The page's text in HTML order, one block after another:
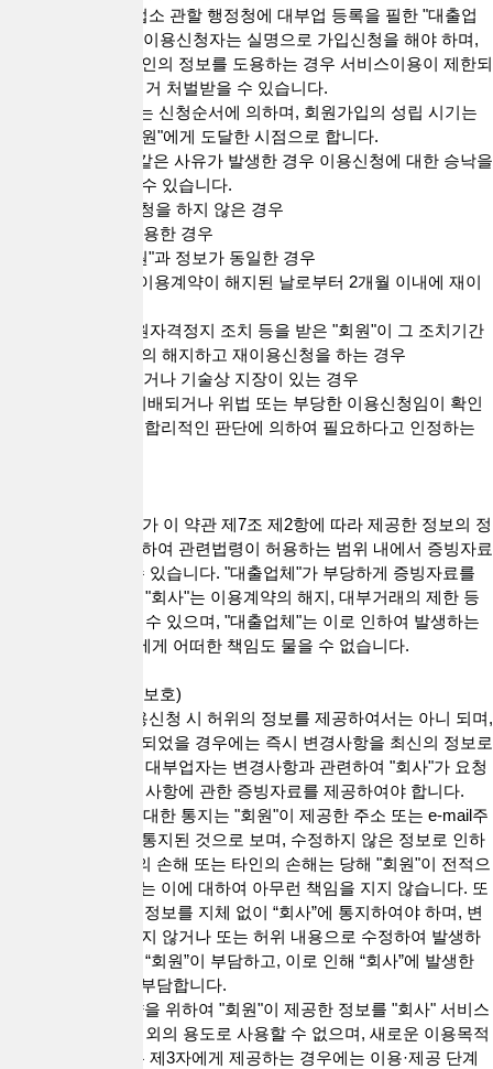
3. "회원"가입은 영업소 관할 행정청에 대부업 등록을 필한 "대출업
체"만 할 수 있으며, 이용신청자는 실명으로 가입신청을 해야 하며,
실명이 아니거나 타인의 정보를 도용하는 경우 서비스이용이 제한되
거나 관련 법령에 의거 처벌받을 수 있습니다.
4. 이용신청의 처리는 신청순서에 의하며, 회원가입의 성립 시기는
"회사"의 승낙이 "회원"에게 도달한 시점으로 합니다.
5. "회사"는 다음과 같은 사유가 발생한 경우 이용신청에 대한 승낙을
거부하거나 유보할 수 있습니다.
1) 실명으로 가입신청을 하지 않은 경우
2) 타인의 정보를 도용한 경우
3) 이미 가입된 "회원"과 정보가 동일한 경우
4) "회사"에 의하여 이용계약이 해지된 날로부터 2개월 이내에 재이
5) "회사"로부터 회원자격정지 조치 등을 받은 "회원"이 그 조치기간
중에 이용계약을 임의 해지하고 재이용신청을 하는 경우
6) 설비에 여유가 없거나 기술상 지장이 있는 경우
7) 기타 이 약관에 위배되거나 위법 또는 부당한 이용신청임이 확인
된 경우 및 "회사"가 합리적인 판단에 의하여 필요하다고 인정하는
"회사"는 "대출업체"가 이 약관 제7조 제2항에 따라 제공한 정보의 정
확성을 확인하기 위하여 관련법령이 허용하는 범위 내에서 증빙자료
의 제공을 요청할 수 있습니다. "대출업체"가 부당하게 증빙자료를
제공하지 않는 경우 "회사"는 이용계약의 해지, 대부거래의 제한 등
필요한 조치를 취할 수 있으며, "대출업체"는 이로 인하여 발생하는
손해에 대해 "회사"에게 어떠한 책임도 물을 수 없습니다.
제9조(정보의 변경, 보호)
1. "대출업체"는 이용신청 시 허위의 정보를 제공하여서는 아니 되며,
기재한 사항이 변경되었을 경우에는 즉시 변경사항을 최신의 정보로
수정하여야 합니다. 대부업자는 변경사항과 관련하여 "회사"가 요청
하는 경우 즉시 변경사항에 관한 증빙자료를 제공하여야 합니다.
2."회사"의 "회원"에 대한 통지는 "회원"이 제공한 주소 또는 e-mail주
소에 도달함으로써 통지된 것으로 보며, 수정하지 않은 정보로 인하
여 발생하는 "회원"의 손해 또는 타인의 손해는 당해 "회원"이 전적으
로 부담하며, "회사"는 이에 대하여 아무런 책임을 지지 않습니다. 또
한, "회원"은 변경된 정보를 지체 없이 “회사”에 통지하여야 하며, 변
경된 정보를 수정하지 않거나 또는 허위 내용으로 수정하여 발생하
는 손해는 전적으로 “회원”이 부담하고, 이로 인해 “회사”에 발생한
손해 역시 “회원”이 부담합니다.
3."회사"는 이용계약을 위하여 "회원"이 제공한 정보를 "회사" 서비스
운영을 위한 목적 이외의 용도로 사용할 수 없으며, 새로운 이용목적
이 발생한 경우 또는 제3자에게 제공하는 경우에는 이용·제공 단계